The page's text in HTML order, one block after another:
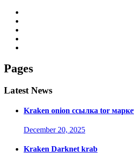
Pages
Latest News
Kraken onion ссылка tor
December 20, 2025
Kraken Darknet krab